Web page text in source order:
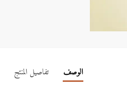
الوصف تفاصيل المنتج